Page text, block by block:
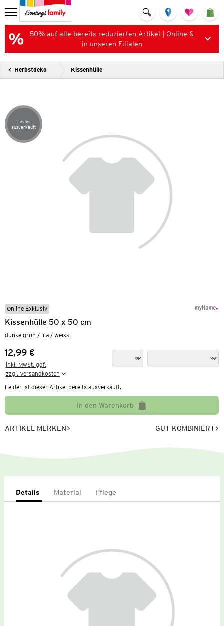
50% auf alle bereits reduzierten Artikel | Online &
in unseren Filialen
Herbstdeko Kissenhülle
Artikel leider ausverkauft
Leider
ausverkauft
Online Exklusiv
Kissenhülle 50 x 50 cm
dunkelgrün / lila / weiss
Preis:
12,99 €
inkl. MwSt. ggf.
zzgl. Versandkosten
Leider ist dieser Artikel bereits ausverkauft.
In den Warenkorb
ARTIKEL MERKEN GUT KOMBINIERT
Details Material Pflege